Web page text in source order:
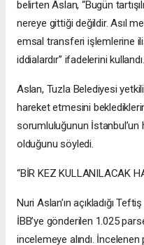
belirten Aslan, “Bugün
nereye gittiği değildir. Asıl
emsal transferi işlemlerine
iddialardır” ifadelerini kullandı.
Aslan, Tuzla Belediyesi
hareket etmesini
sorumluluğunun İstanbul’un
olduğunu söyledi.
“BİR KEZ KULLANILACAK
Nuri Aslan’ın açıkladığı
İBB’ye gönderilen 1.025
incelemeye alındı.